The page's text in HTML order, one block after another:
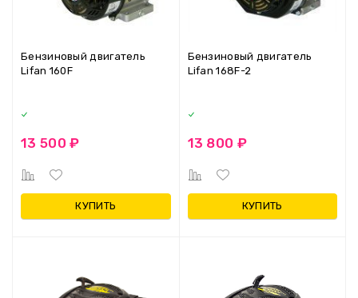
Бензиновый двигатель
Lifan 160F
13 500 ₽
КУПИТЬ
Бензиновый двигатель
Lifan 168F-2
13 800 ₽
КУПИТЬ